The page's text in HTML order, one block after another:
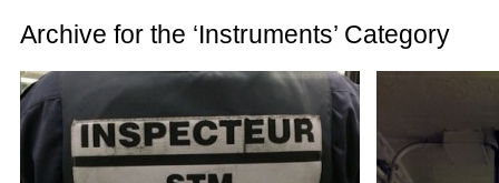
Archive for the ‘Instruments’ Category